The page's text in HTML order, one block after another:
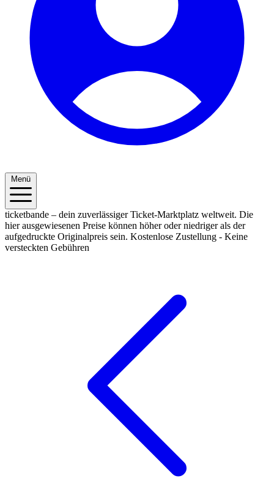
Menü
ticketbande – dein zuverlässiger Ticket-Marktplatz weltweit. Die
hier ausgewiesenen Preise können höher oder niedriger als der
aufgedruckte Originalpreis sein. Kostenlose Zustellung - Keine
versteckten Gebühren